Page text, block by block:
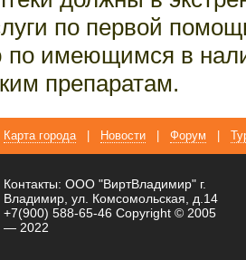
по первой
по имеющимся в
препаратам.
Карта города Новости Форум
Контакты: ООО "ВиртВладимир" г.
Владимир, ул. Комсомольская, д.14
+7(900) 588-65-46 Copyright © 2005
— 2022